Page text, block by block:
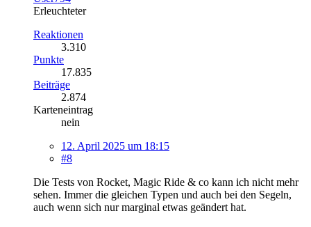
Erleuchteter
Reaktionen
3.310
Punkte
17.835
Beiträge
2.874
Karteneintrag
nein
12. April 2025 um 18:15
#8
Die Tests von Rocket, Magic Ride & co kann ich nicht mehr
sehen. Immer die gleichen Typen und auch bei den Segeln,
auch wenn sich nur marginal etwas geändert hat.